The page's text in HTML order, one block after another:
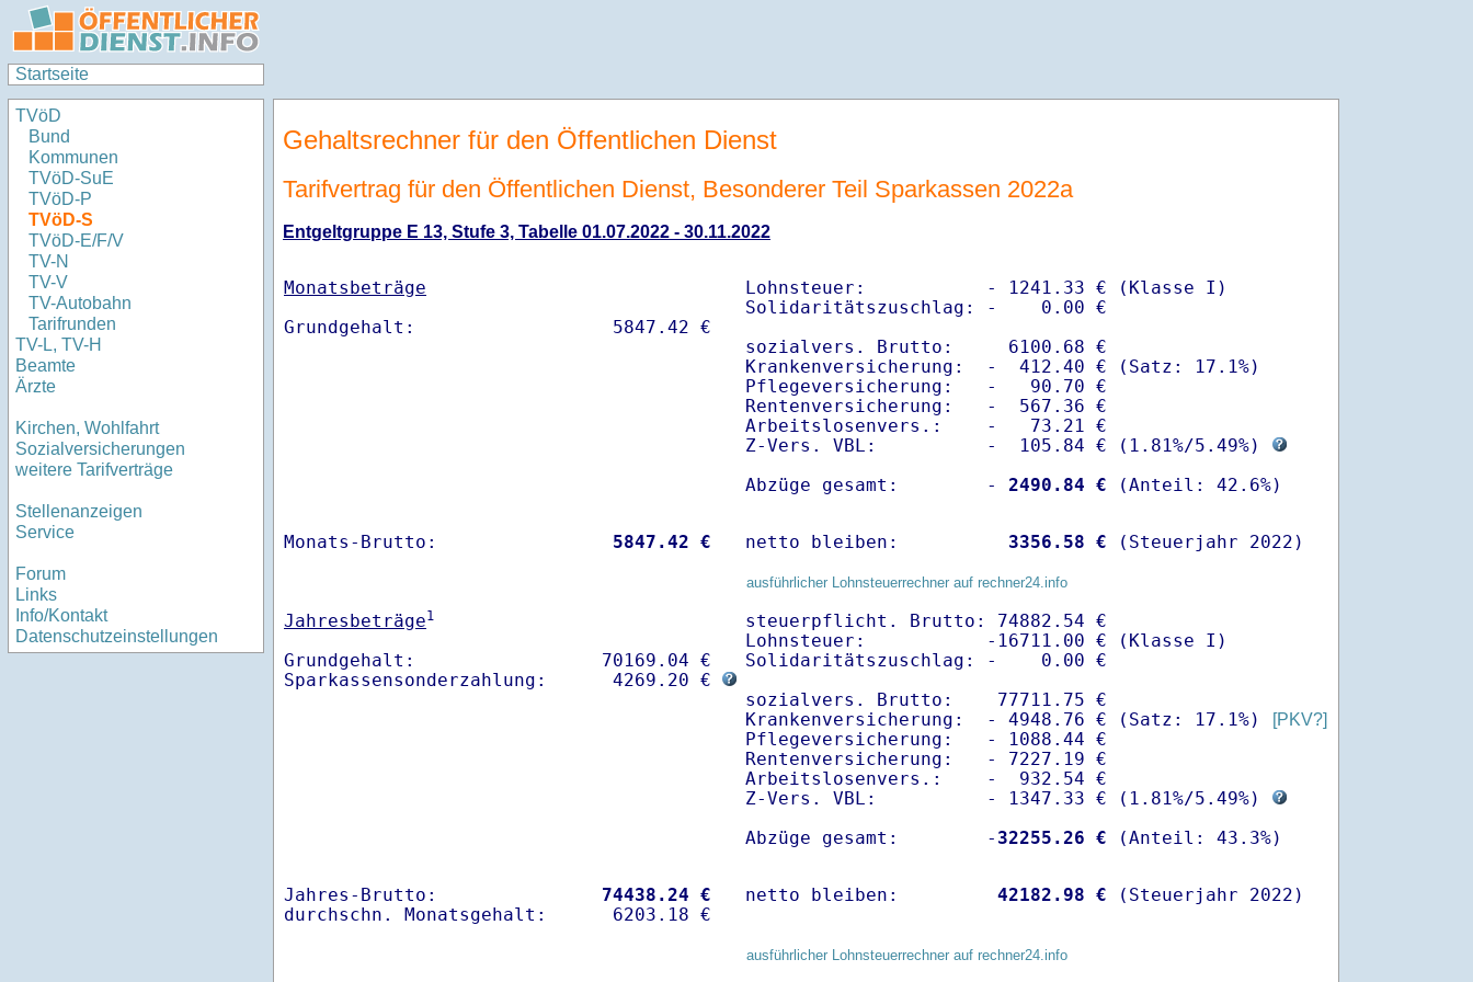
Startseite
TVöD
Bund
Kommunen
TVöD-SuE
TVöD-P
TVöD-S
TVöD-E/F/V
TV-N
TV-V
TV-Autobahn
Tarifrunden
TV-L, TV-H
Beamte
Ärzte
Kirchen, Wohlfahrt
Sozialversicherungen
weitere Tarifverträge
Stellenanzeigen
Service
Forum
Links
Info/Kontakt
Datenschutzeinstellungen
Gehaltsrechner für den Öffentlichen Dienst
Tarifvertrag für den Öffentlichen Dienst, Besonderer Teil Sparkassen 2022a
Entgeltgruppe E 13, Stufe 3, Tabelle 01.07.2022 - 30.11.2022
Monatsbeträge
Lohnsteuer:           - 1241.33 € (Klasse I)
Solidaritätszuschlag: -    0.00 €
sozialvers. Brutto:     6100.68 €
Krankenversicherung:  -  412.40 € (Satz: 17.1%)
Pflegeversicherung:   -   90.70 €
Rentenversicherung:   -  567.36 €
Arbeitslosenvers.:    -   73.21 €
Z-Vers. VBL:          -  105.84 € ( 1.81%/5.49%)
Abzüge gesamt:        -
2490.84 €
Monats-Brutto: 5847.42 € netto bleiben: 3356.58 € (Steuerjahr 2022)
ausführlicher Lohnsteuerrechner auf rechner24.info
Jahresbeträge1
Grundgehalt:                 70169.04 €
Sparkassensonderzahlung:      4269.20 €
steuerpflicht. Brutto: 74882.54 €
Lohnsteuer:           -16711.00 € (Klasse I)
Solidaritätszuschlag: -    0.00 €
sozialvers. Brutto:    77711.75 €
Krankenversicherung:  - 4948.76 € (Satz: 17.1%)
[PKV?]
Pflegeversicherung:   - 1088.44 €
Rentenversicherung:   - 7227.19 €
Arbeitslosenvers.:    -  932.54 €
Z-Vers. VBL:          - 1347.33 € ( 1.81%/5.49%)
Abzüge gesamt:        - 32255.26 €
Jahres-Brutto: 74438.24 €
netto bleiben: 42182.98 € (Steuerjahr 2022)
ausführlicher Lohnsteuerrechner auf rechner24.info